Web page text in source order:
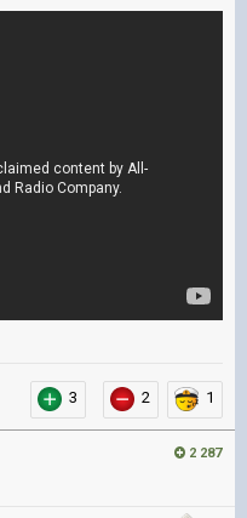
3 2 1
2 287